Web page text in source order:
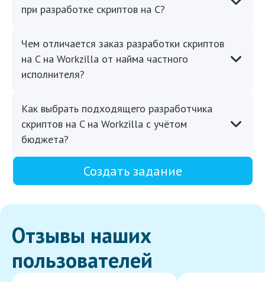
при разработке скриптов на C?
Чем отличается заказ разработки скриптов
на C на Workzilla от найма частного
исполнителя?
Как выбрать подходящего разработчика
скриптов на C на Workzilla с учётом
бюджета?
Создать задание
Отзывы наших
пользователей